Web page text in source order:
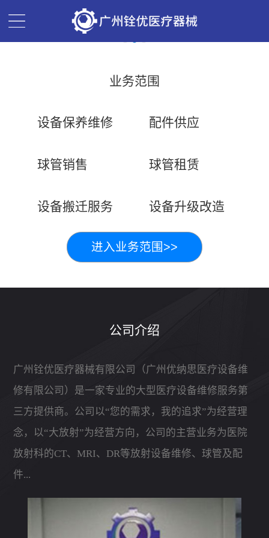
业务范围
设备保养维修 配件供应
球管销售 球管租赁
设备搬迁服务 设备升级改造
进入业务范围>>
公司介绍
广州铨优医疗器械有限公司（广州优纳思医疗设备维
修有限公司）是一家专业的大型医疗设备维修服务第
三方提供商。公司以“您的需求，我的追求”为经营理
念，以“大放射”为经营方向，公司的主营业务为医院
放射科的CT、MRI、DR等放射设备维修、球管及配
件...